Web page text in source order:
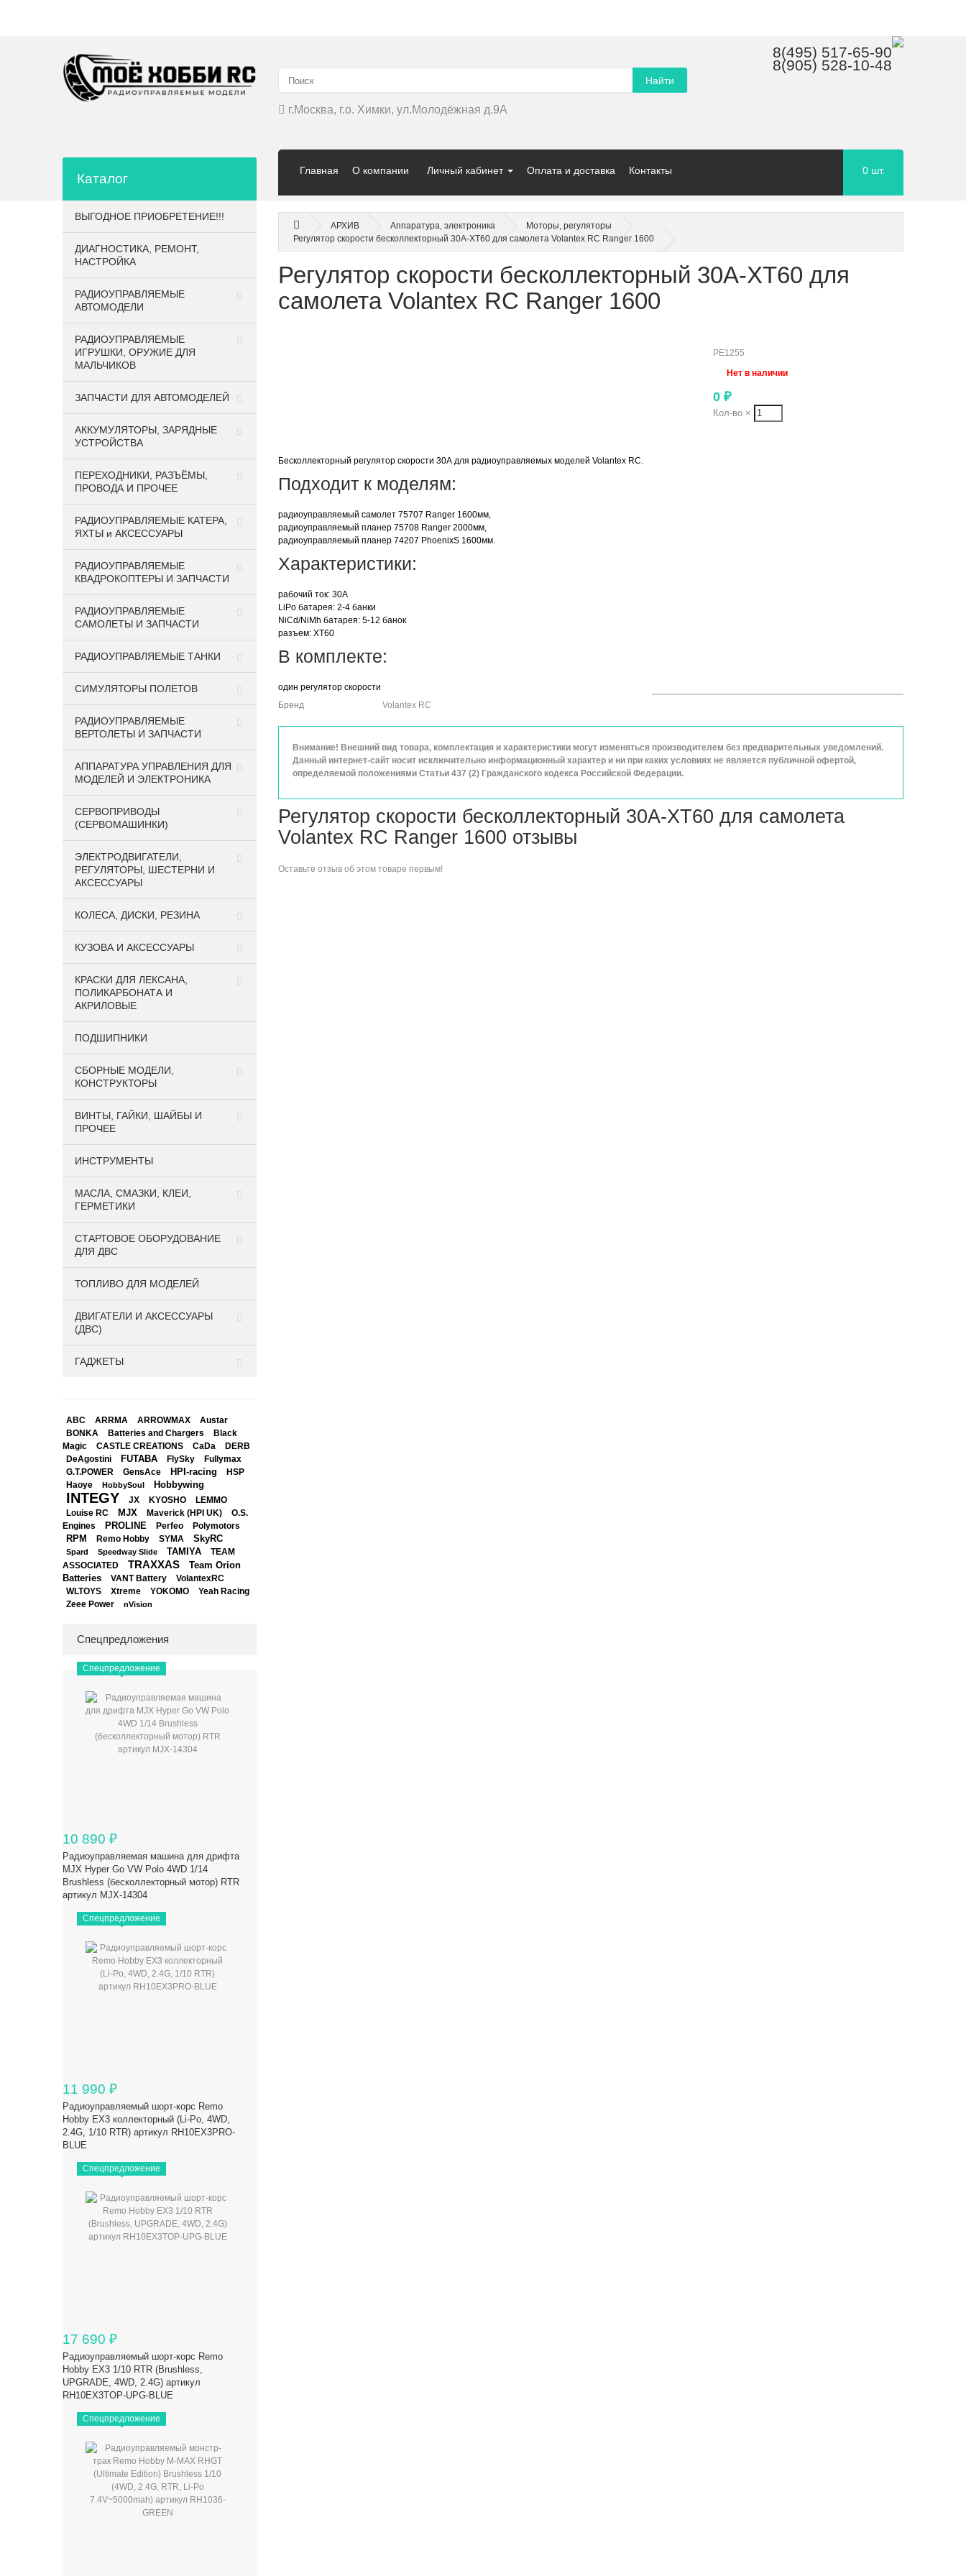
г.Москва, г.о. Химки, ул.Молодёжная д.9А
8(495) 517-65-90
8(905) 528-10-48
Главная О компании Личный кабинет Оплата и доставка Контакты 0 шт.
Каталог
ВЫГОДНОЕ ПРИОБРЕТЕНИЕ!!!
ДИАГНОСТИКА, РЕМОНТ,
НАСТРОЙКА
РАДИОУПРАВЛЯЕМЫЕ
АВТОМОДЕЛИ
РАДИОУПРАВЛЯЕМЫЕ
ИГРУШКИ, ОРУЖИЕ ДЛЯ
МАЛЬЧИКОВ
ЗАПЧАСТИ ДЛЯ АВТОМОДЕЛЕЙ
АККУМУЛЯТОРЫ, ЗАРЯДНЫЕ
УСТРОЙСТВА
ПЕРЕХОДНИКИ, РАЗЪЁМЫ,
ПРОВОДА И ПРОЧЕЕ
РАДИОУПРАВЛЯЕМЫЕ КАТЕРА,
ЯХТЫ и АКСЕССУАРЫ
РАДИОУПРАВЛЯЕМЫЕ
КВАДРОКОПТЕРЫ И ЗАПЧАСТИ
РАДИОУПРАВЛЯЕМЫЕ
САМОЛЕТЫ И ЗАПЧАСТИ
РАДИОУПРАВЛЯЕМЫЕ ТАНКИ
СИМУЛЯТОРЫ ПОЛЕТОВ
РАДИОУПРАВЛЯЕМЫЕ
ВЕРТОЛЕТЫ И ЗАПЧАСТИ
АППАРАТУРА УПРАВЛЕНИЯ ДЛЯ
МОДЕЛЕЙ И ЭЛЕКТРОНИКА
СЕРВОПРИВОДЫ
(СЕРВОМАШИНКИ)
ЭЛЕКТРОДВИГАТЕЛИ,
РЕГУЛЯТОРЫ, ШЕСТЕРНИ И
АКСЕССУАРЫ
КОЛЕСА, ДИСКИ, РЕЗИНА
КУЗОВА И АКСЕССУАРЫ
КРАСКИ ДЛЯ ЛЕКСАНА,
ПОЛИКАРБОНАТА И
АКРИЛОВЫЕ
ПОДШИПНИКИ
CБОРНЫЕ МОДЕЛИ,
КОНСТРУКТОРЫ
ВИНТЫ, ГАЙКИ, ШАЙБЫ И
ПРОЧЕЕ
ИНСТРУМЕНТЫ
МАСЛА, СМАЗКИ, КЛЕИ,
ГЕРМЕТИКИ
СТАРТОВОЕ ОБОРУДОВАНИЕ
ДЛЯ ДВС
ТОПЛИВО ДЛЯ МОДЕЛЕЙ
ДВИГАТЕЛИ И АКСЕССУАРЫ
(ДВС)
ГАДЖЕТЫ
ABC ARRMA ARROWMAX Austar
BONKA Batteries and Chargers
Black
Magic
CASTLE CREATIONS CaDa DERB
DeAgostini FUTABA FlySky Fullymax
G.T.POWER GensAce HPI-racing
HSP
Haoye
HobbySoul Hobbywing
INTEGY JX KYOSHO
LEMMO
Louise RC
MJX Maverick (HPI UK)
O.S.
Engines
PROLINE Perfeo Polymotors
RPM Remo Hobby SYMA SkyRC
Spard Speedway Slide TAMIYA
TEAM
ASSOCIATED
TRAXXAS
Team Orion
Batteries
VANT Battery VolantexRC
WLTOYS Xtreme YOKOMO Yeah Racing
Zeee Power nVision
Спецпредложения
Спецпредложение
10 890 ₽
Радиоуправляемая машина для дрифта
MJX Hyper Go VW Polo 4WD 1/14
Brushless (бесколлекторный мотор) RTR
артикул MJX-14304
Спецпредложение
11 990 ₽
Радиоуправляемый шорт-корс Remo
Hobby EX3 коллекторный (Li-Po, 4WD,
2.4G, 1/10 RTR) артикул RH10EX3PRO-
BLUE
Спецпредложение
17 690 ₽
Радиоуправляемый шорт-корс Remo
Hobby EX3 1/10 RTR (Brushless,
UPGRADE, 4WD, 2.4G) артикул
RH10EX3TOP-UPG-BLUE
Спецпредложение
АРХИВ Аппаратура, электроника
Моторы, регуляторы
Регулятор скорости бесколлекторный 30A-XT60 для самолета Volantex RC Ranger 1600
Регулятор скорости бесколлекторный 30A-XT60 для
самолета Volantex RC Ranger 1600
PE1255
Нет в наличии
0 ₽
Кол-во ×
Бесколлекторный регулятор скорости 30А для радиоуправляемых моделей Volantex RC.
Подходит к моделям:
радиоуправляемый самолет 75707 Ranger 1600мм,
радиоуправляемый планер 75708 Ranger 2000мм,
радиоуправляемый планер 74207 PhoenixS 1600мм.
Характеристики:
рабочий ток: 30А
LiPo батарея: 2-4 банки
NiCd/NiMh батарея: 5-12 банок
разъем: XT60
В комплекте:
один регулятор скорости
Бренд
Volantex RC
Внимание! Внешний вид товара, комплектация и характеристики могут изменяться производителем без предварительных уведомлений.
Данный интернет-сайт носит исключительно информационный характер и ни при каких условиях не является публичной офертой,
определяемой положениями Статьи 437 (2) Гражданского кодекса Российской Федерации.
Регулятор скорости бесколлекторный 30A-XT60 для самолета
Volantex RC Ranger 1600 отзывы
Оставьте отзыв об этом товаре первым!